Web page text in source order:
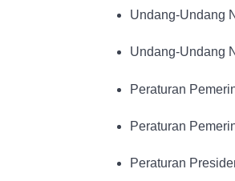
Undang-Undang
Undang-Undang
Peraturan
Peraturan
Peraturan